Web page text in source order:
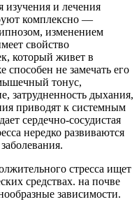
изучения и лечения
комплексно —
изменением
свойство
который живет в
способен не замечать его
тонус,
затрудненность дыхания,
приводят к системным
сердечно-сосудистая
нередко развиваются
стресса ищет
средствах. на почве
зависимости.